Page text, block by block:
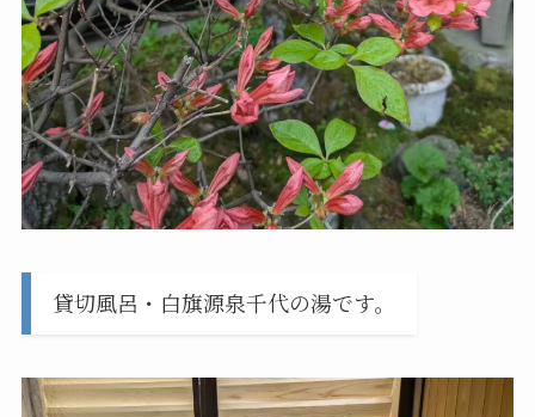
貸切風呂・白旗源泉千代の湯です。